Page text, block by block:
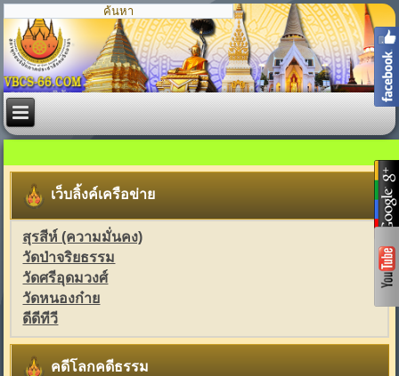
เว็บลิ้งค์เครือข่าย
สุรสีห์ (ความมั่นคง)
วัดป่าจริยธรรม
วัดศรีอุดมวงศ์
วัดหนองก๋าย
ดีดีทีวี
คดีโลกคดีธรรม